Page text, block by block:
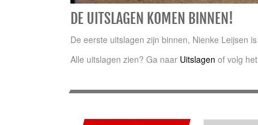
DE UITSLAGEN KOMEN BINNEN!
De eerste uitslagen zijn binnen, Nienke Leijsen
Alle uitslagen zien? Ga naar Uitslagen of volg